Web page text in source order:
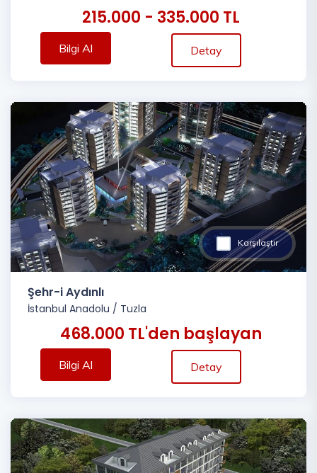
215.000 - 335.000 TL
Bilgi Al Detay
Karşılaştır
Şehr-i Aydınlı
İstanbul Anadolu / Tuzla
468.000 TL'den başlayan
Bilgi Al Detay